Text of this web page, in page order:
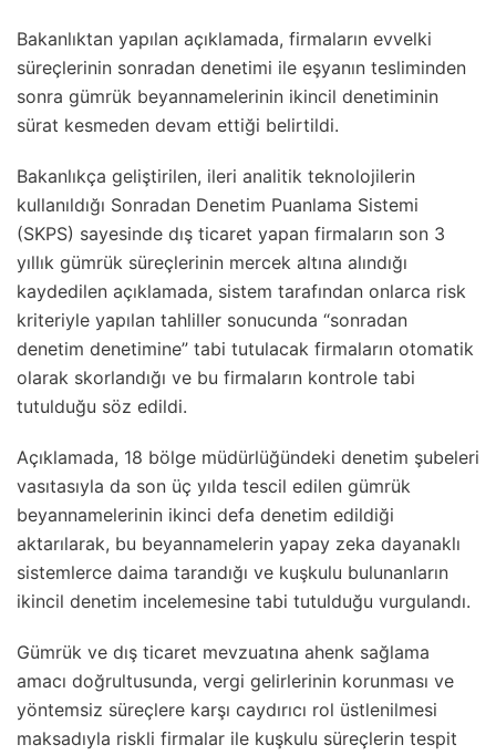
Bakanlıktan yapılan açıklamada, firmaların evvelki
süreçlerinin sonradan denetimi ile eşyanın tesliminden
sonra gümrük beyannamelerinin ikincil denetiminin
sürat kesmeden devam ettiği belirtildi.
Bakanlıkça geliştirilen, ileri analitik teknolojilerin
kullanıldığı Sonradan Denetim Puanlama Sistemi
(SKPS) sayesinde dış ticaret yapan firmaların son 3
yıllık gümrük süreçlerinin mercek altına alındığı
kaydedilen açıklamada, sistem tarafından onlarca risk
kriteriyle yapılan tahliller sonucunda “sonradan
denetim denetimine” tabi tutulacak firmaların otomatik
olarak skorlandığı ve bu firmaların kontrole tabi
tutulduğu söz edildi.
Açıklamada, 18 bölge müdürlüğündeki denetim şubeleri
vasıtasıyla da son üç yılda tescil edilen gümrük
beyannamelerinin ikinci defa denetim edildiği
aktarılarak, bu beyannamelerin yapay zeka dayanaklı
sistemlerce daima tarandığı ve kuşkulu bulunanların
ikincil denetim incelemesine tabi tutulduğu vurgulandı.
Gümrük ve dış ticaret mevzuatına ahenk sağlama
amacı doğrultusunda, vergi gelirlerinin korunması ve
yöntemsiz süreçlere karşı caydırıcı rol üstlenilmesi
maksadıyla riskli firmalar ile kuşkulu süreçlerin tespit